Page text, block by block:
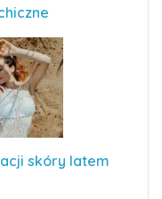
skóry latem